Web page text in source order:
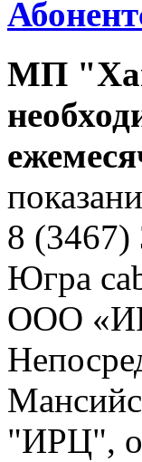
МП
8 (3467)
Югра
ООО
"ИРЦ",